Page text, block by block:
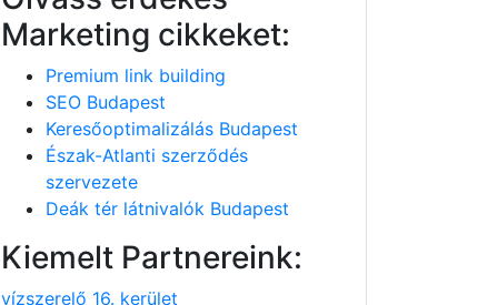
Marketing cikkeket:
Premium link building
SEO Budapest
Keresőoptimalizálás Budapest
Észak-Atlanti szerződés
szervezete
Deák tér látnivalók Budapest
Kiemelt Partnereink:
vízszerelő 16. kerület